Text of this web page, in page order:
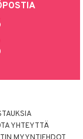
YHTEYTTÄ